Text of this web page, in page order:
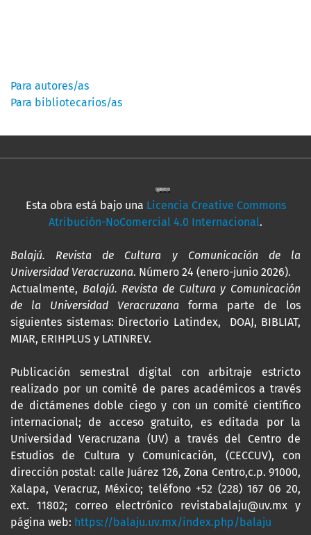
Para autores/as
Para bibliotecarios/as
Esta obra está bajo una Licencia Creative Commons
Atribución-NoComercial 4.0 Internacional.
Balajú. Revista de Cultura y Comunicación de la
Universidad Veracruzana. Número 24 (enero-junio 2026).
Actualmente, Balajú. Revista de Cultura y Comunicación
de la Universidad Veracruzana forma parte de los
siguientes sistemas: Directorio Latindex, DOAJ, BIBLIAT,
MIAR, ERIHPLUS y LATINREV.
Publicación semestral digital con arbitraje estricto
realizado por un comité de pares académicos a través
de dictámenes doble ciego y con un comité científico
internacional; de acceso gratuito, es editada por la
Universidad Veracruzana (UV) a través del Centro de
Estudios de Cultura y Comunicación, (CECCUV), con
dirección postal: calle Juárez 126, Zona Centro,c.p. 91000,
Xalapa, Veracruz, México; teléfono +52 (228) 167 06 20,
ext. 11802; correo electrónico revistabalaju@uv.mx y
página web: https://balaju.uv.mx/index.php/balaju